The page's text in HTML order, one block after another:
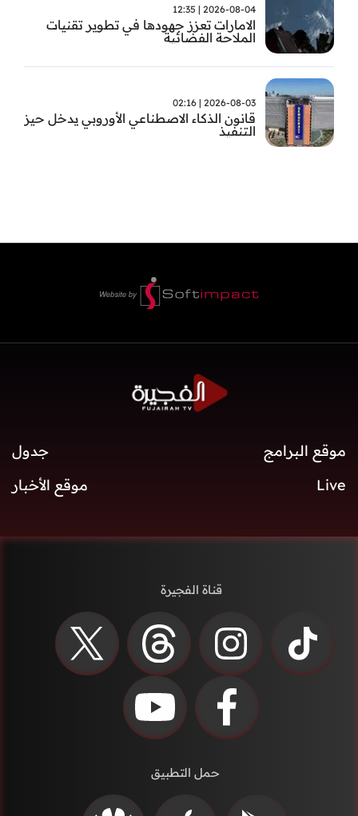
2026-08-04 | 12:35
الامارات تعزز جهودها في تطوير تقنيات
الملاحة الفضائية
2026-08-03 | 02:16
قانون الذكاء الاصطناعي الأوروبي يدخل حيز
التنفيذ
موقع البرامج
جدول
Live
موقع الأخبار
قناة الفجيرة
حمل التطبيق